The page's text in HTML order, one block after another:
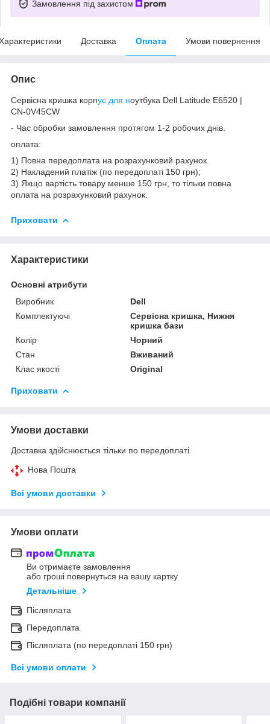
Замовлення під захистом
Доставка Оплата Умови повернення
Опис
Сервісна кришка корпус для ноутбука Dell Latitude E6520 |
CN-0V45CW
- Час обробки замовлення протягом 1-2 робочих днів.
оплата:
1) Повна передоплата на розрахунковий рахунок.
2) Накладений платіж (по передоплаті 150 грн);
3) Якщо вартість товару менше 150 грн, то тільки повна
оплата на розрахунковий рахунок.
Приховати
Характеристики
Основні атрибути
Виробник
Dell
Комплектуючі
Сервісна кришка, Нижня
кришка бази
Колір
Чорний
Стан
Вживаний
Клас якості
Original
Приховати
Умови доставки
Доставка здійснюється тільки по передоплаті.
Нова Пошта
Всі умови доставки
Умови оплати
Ви отримаєте замовлення
або гроші повернуться на вашу картку
Детальніше
Післяплата
Передоплата
Післяплата (по передоплаті 150 грн)
Всі умови оплати
Подібні товари компанії